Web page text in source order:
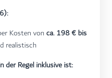
Kosten von ca. 198 € bis
realistisch
der Regel inklusive ist: